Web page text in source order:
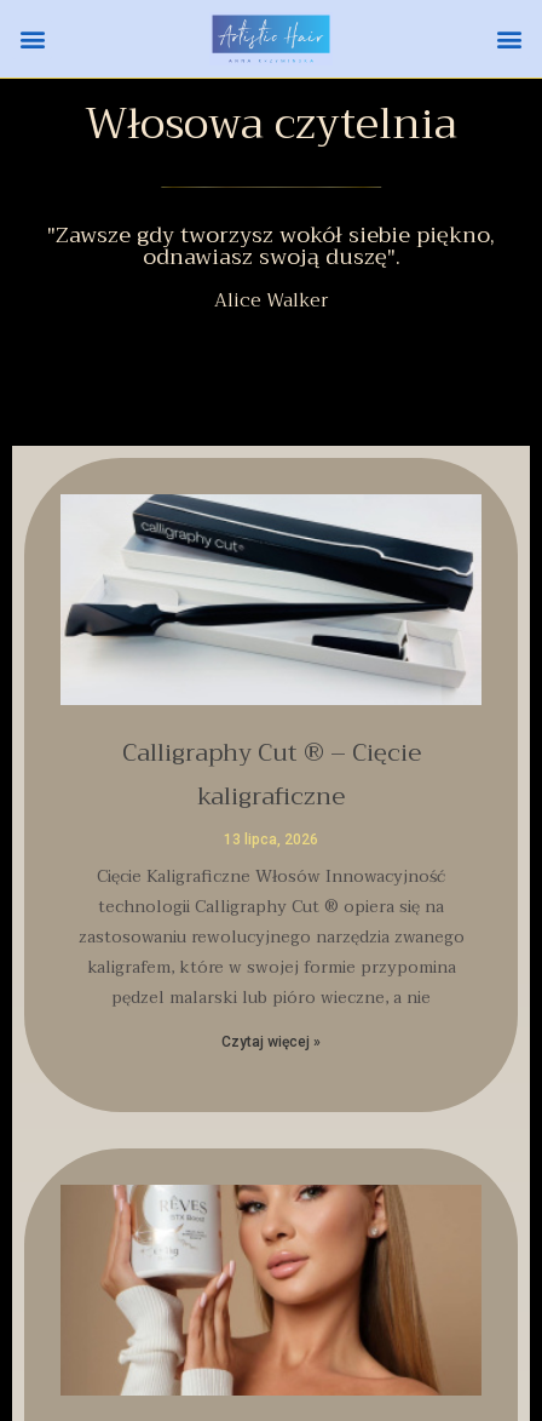
Włosowa czytelnia
"Zawsze gdy tworzysz wokół siebie piękno,
odnawiasz swoją duszę".
Alice Walker
Calligraphy Cut ® – Cięcie
kaligraficzne
13 lipca, 2026
Cięcie Kaligraficzne Włosów Innowacyjność
technologii Calligraphy Cut ® opiera się na
zastosowaniu rewolucyjnego narzędzia zwanego
kaligrafem, które w swojej formie przypomina
pędzel malarski lub pióro wieczne, a nie
Czytaj więcej »